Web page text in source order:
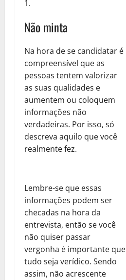
Não minta
Na hora de se candidatar é
compreensível que as
pessoas tentem valorizar
as suas qualidades e
aumentem ou coloquem
informações não
verdadeiras. Por isso, só
descreva aquilo que você
realmente fez.
Lembre-se que essas
informações podem ser
checadas na hora da
entrevista, então se você
não quiser passar
vergonha é importante que
tudo seja verídico. Sendo
assim, não acrescente